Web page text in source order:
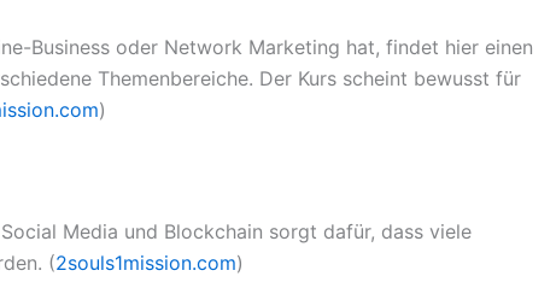
Business oder Network Marketing hat, findet hier einen
Themenbereiche. Der Kurs scheint bewusst für
)
Media und Blockchain sorgt dafür, dass viele
(2souls1mission.com)